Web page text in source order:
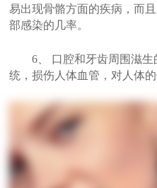
易出现骨骼方面的疾病，而
部感染的几率。
6、 口腔和牙齿周围滋生
统，损伤人体血管，对人体